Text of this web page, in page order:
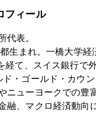
南欧反緊縮の臨界点
スペインの「ねずみ
フィール
代表。
生まれ。一橋大学
経て、スイス銀行で
・ゴールド・カウ
ニューヨークでの豊
融、マクロ経済動向